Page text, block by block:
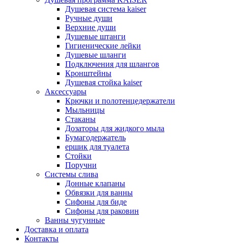
Душевая система kaiser
Ручные души
Верхние души
Душевые штанги
Гигиенические лейки
Душевые шланги
Подключения для шлангов
Кронштейны
Душевая стойка kaiser
Аксессуары
Крючки и полотенцедержатели
Мыльницы
Стаканы
Дозаторы для жидкого мыла
Бумагодержатель
ершик для туалета
Стойки
Поручни
Системы слива
Донные клапаны
Обвязки для ванны
Сифоны для биде
Сифоны для раковин
Ванны чугунные
Доставка и оплата
Контакты